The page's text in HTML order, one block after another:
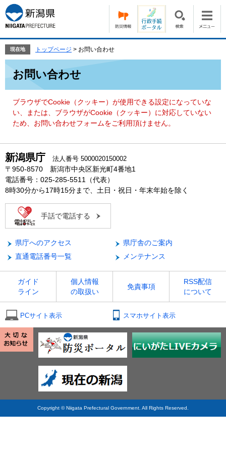
ー
ジ
の
頭
す。
ニ
ュ
ー
飛
て
現在地 トップページ > お問い合わせ
お問い合わせ
ブラウザでCookie（クッキー）が使用できる設定になっていな
い、または、ブラウザがCookie（クッキー）に対応していない
ため、お問い合わせフォームをご利用頂けません。
新潟県庁 法人番号 5000020150002
〒950-8570 新潟市中央区新光町4番地1
電話番号：025-285-5511（代表）
8時30分から17時15分まで、土日・祝日・年末年始を除く
手話で電話する
県庁へのアクセス
県庁舎のご案内
直通電話番号一覧
メンテナンス
ガイド
ライン
個人情報
の取扱い
免責事項
RSS配信
について
PCサイト表示 スマホサイト表示
Copyright © Niigata Prefectural Government. All Rights Reserved.